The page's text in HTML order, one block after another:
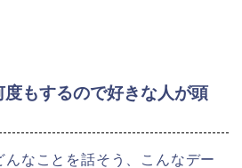
もするので好きな人が頭
なことを話そう、こんなデー